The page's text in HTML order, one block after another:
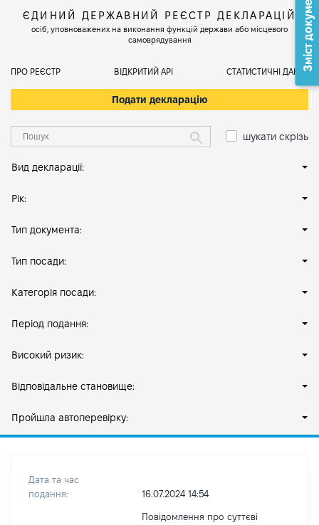
ЄДИНИЙ ДЕРЖАВНИЙ РЕЄСТР ДЕКЛАРАЦІЙ
осіб, уповноважених на виконання функцій держави або місцевого
самоврядування
ПРО РЕЄСТР ВІДКРИТИЙ АРІ СТАТИСТИЧНІ ДАНІ
Подати декларацію
шукати скрізь
Вид декларації:
Рік:
Тип документа:
Тип посади:
Категорія посади:
Період подання:
Високий ризик:
Відповідальне становище:
Пройшла автоперевірку:
Дата та час
подання:
16.07.2024 14:54
Повідомлення про суттєві
Зміст документа